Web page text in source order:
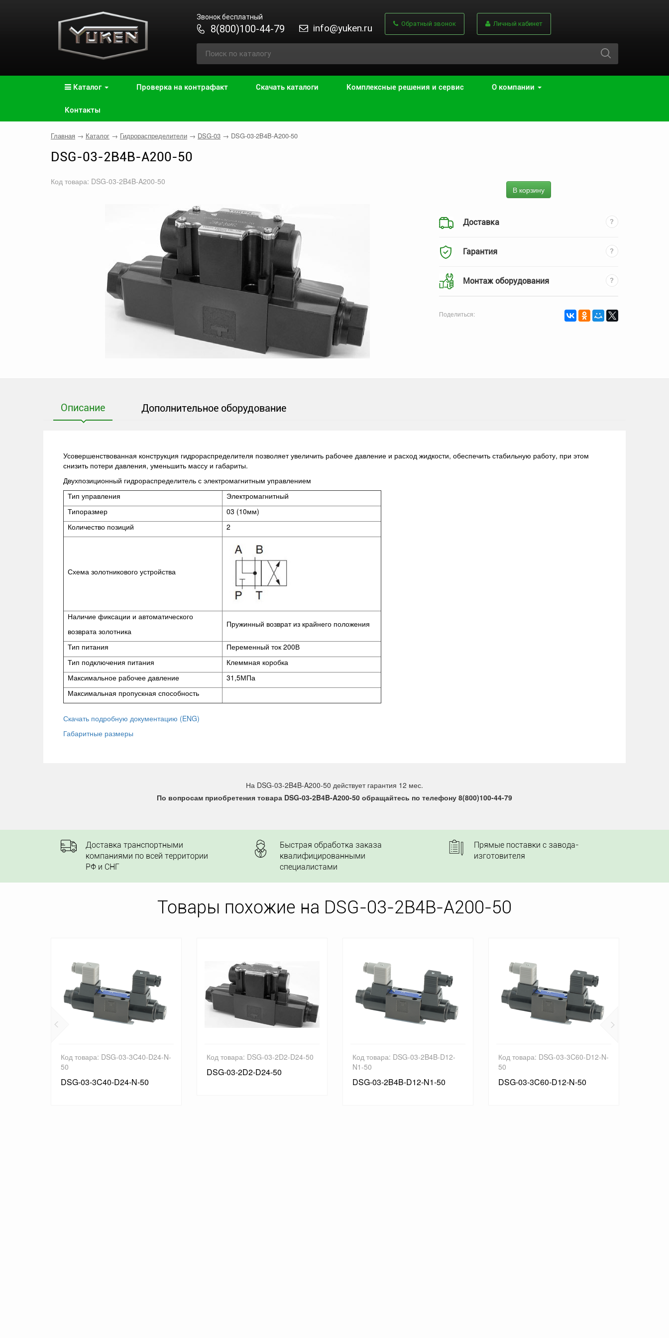
Звонок бесплатный
8(800)100-44-79 info@yuken.ru Обратный звонок Личный кабинет
Каталог Проверка на контрафакт Скачать каталоги Комплексные решения и сервис О компании
Контакты
Главная → Каталог → Гидрораспределители → DSG-03 → DSG-03-2B4B-A200-50
DSG-03-2B4B-A200-50
Код товара: DSG-03-2B4B-A200-50
В корзину
Доставка
Гарантия
Монтаж оборудования
Поделиться:
Описание Дополнительное оборудование
Усовершенствованная конструкция гидрораспределителя позволяет увеличить рабочее давление и расход жидкости, обеспечить стабильную работу, при этом
снизить потери давления, уменьшить массу и габариты.
Двухпозиционный гидрораспределитель с электромагнитным управлением
Тип управления
Электромагнитный
Типоразмер
03 (10мм)
Количество позиций
2
Схема золотникового устройства
Наличие фиксации и автоматического
возврата золотника
Пружинный возврат из крайнего положения
Тип питания
Переменный ток 200В
Тип подключения питания
Клеммная коробка
Максимальное рабочее давление
31,5МПа
Максимальная пропускная способность
Скачать подробную документацию (ENG)
Габаритные размеры
На DSG-03-2B4B-A200-50 действует гарантия 12 мес.
По вопросам приобретения товара DSG-03-2B4B-A200-50 обращайтесь по телефону 8(800)100-44-79
Доставка транспортными
компаниями по всей территории
РФ и СНГ
Быстрая обработка заказа
квалифицированными
специалистами
Прямые поставки с завода-
изготовителя
Товары похожие на DSG-03-2B4B-A200-50
Код товара: DSG-03-3C40-D24-N-
50
DSG-03-3C40-D24-N-50
Код товара: DSG-03-2D2-D24-50
DSG-03-2D2-D24-50
Код товара: DSG-03-2B4B-D12-
N1-50
DSG-03-2B4B-D12-N1-50
Код товара: DSG-03-3C60-D12-N-
50
DSG-03-3C60-D12-N-50